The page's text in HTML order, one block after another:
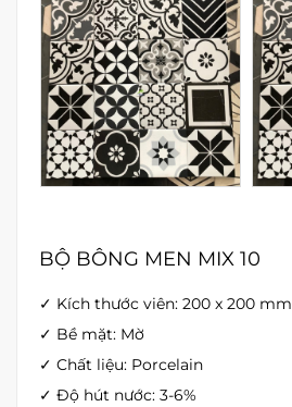
BỘ BÔNG MEN MIX 10
✓ Kích thước viên: 200 x 200 mm
✓ Bề mặt: Mờ
✓ Chất liệu: Porcelain
✓ Độ hút nước: 3-6%